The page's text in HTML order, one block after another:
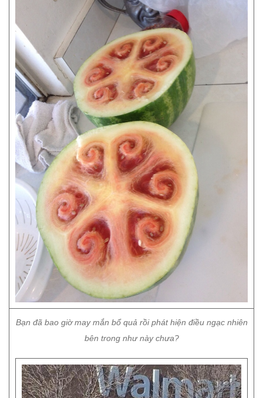
Bạn đã bao giờ may mắn bổ quả rồi phát hiện điều ngạc nhiên
bên trong như này chưa?